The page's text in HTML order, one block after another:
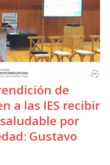
de
a las IES recibir
por
Gustavo